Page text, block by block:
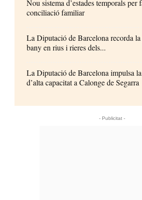
Nou sistema d’estades temporals per
conciliació familiar
La Diputació de Barcelona recorda
bany en rius i rieres dels...
La Diputació de Barcelona impulsa
d’alta capacitat a Calonge de Segarra
- Publicitat -